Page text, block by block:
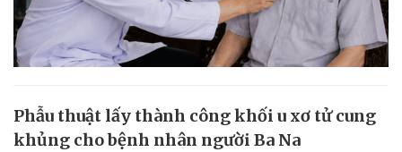
Phẫu thuật lấy thành công khối u xơ tử cung
khủng cho bệnh nhân người Ba Na